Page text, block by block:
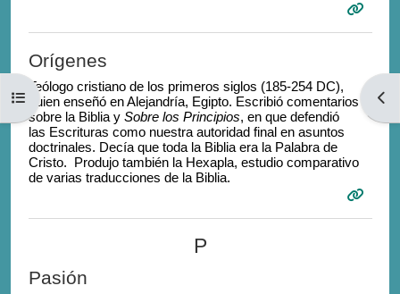
Open course index
Orígenes
Teólogo cristiano de los primeros siglos (185-254 DC),
quien enseñó en Alejandría, Egipto. Escribió comentarios
sobre la Biblia y Sobre los Principios, en que defendió
las Escrituras como nuestra autoridad final en asuntos
doctrinales. Decía que toda la Biblia era la Palabra de
Cristo. Produjo también la Hexapla, estudio comparativo
de varias traducciones de la Biblia.
P
Pasión